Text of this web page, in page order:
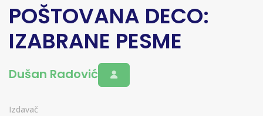
POŠTOVANA DECO:
IZABRANE PESME
Dušan Radović
Izdavač